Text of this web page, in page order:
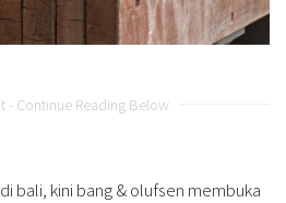
- Continue Reading Below
bali, kini bang & olufsen membuka